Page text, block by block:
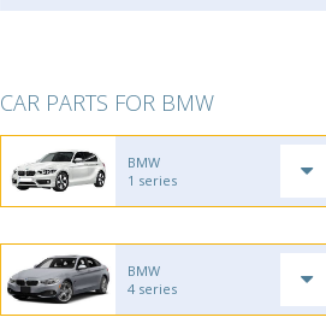
CAR PARTS FOR BMW
BMW
1 series
BMW
4 series